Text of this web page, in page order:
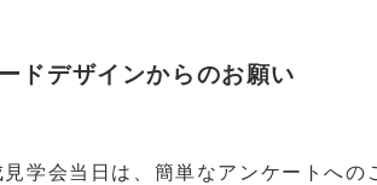
ドデザインからのお願い
学会当日は、簡単なアンケートへの